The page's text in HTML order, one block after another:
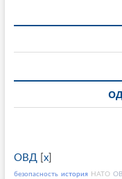
ОВД[ x]
безопасность история НАТО